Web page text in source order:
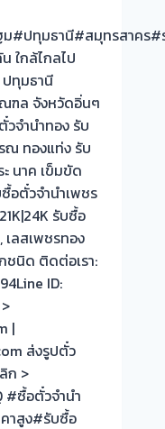
#ปทุมธานี#สมุทรสาคร#
ใกล้ไกลไป
ทุมธานี
ฑล จังหวัดอิ่นๆ
จำนำทอง รับ
ณ ทองแท่ง รับ
นาค เข็มขัด
อตั๋วจำนำเพชร
รับซื้อ
ลสเพชรทอง
ชนิด ติดต่อเรา:
ID:
|
ส่งรูปตั๋ว
ก >
ซื้อตั๋วจำนำ
าสูง#รับซื้อ